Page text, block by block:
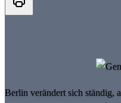
Berlin verändert sich ständig,